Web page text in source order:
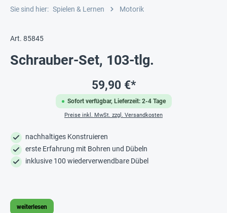
Sie sind hier: Spielen & Lernen Motorik
Art. 85845
Schrauber-Set, 103-tlg.
Sofort verfügbar, Lieferzeit: 2-4 Tage
59,90 €*
Preise inkl. MwSt. zzgl. Versandkosten
nachhaltiges Konstruieren
erste Erfahrung mit Bohren und Dübeln
inklusive 100 wiederverwendbare Dübel
weiterlesen